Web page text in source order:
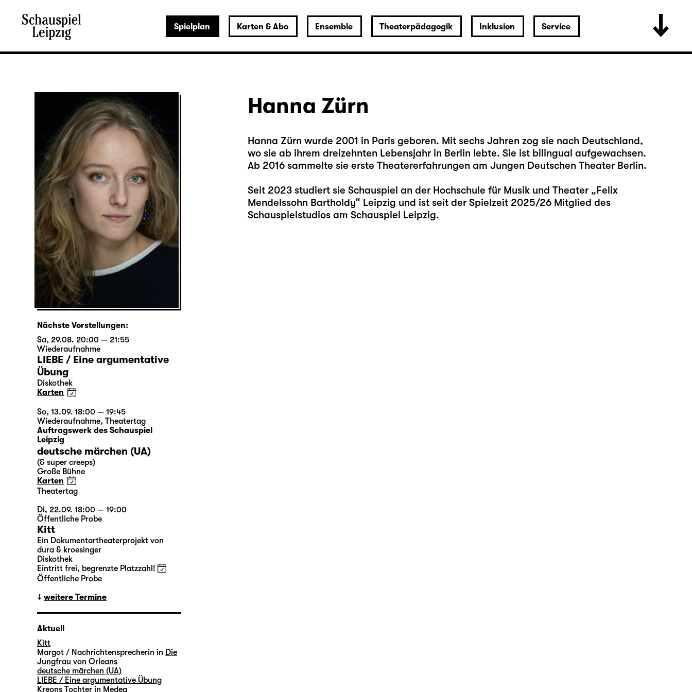
Spielplan Karten & Abo Ensemble Theaterpädagogik Inklusion Service
Hanna Zürn
Hanna Zürn wurde 2001 in Paris geboren. Mit sechs Jahren zog sie nach Deutschland,
wo sie ab ihrem dreizehnten Lebensjahr in Berlin lebte. Sie ist bilingual aufgewachsen.
Ab 2016 sammelte sie erste Theatererfahrungen am Jungen Deutschen Theater Berlin.
Seit 2023 studiert sie Schauspiel an der Hochschule für Musik und Theater „Felix
Mendelssohn Bartholdy“ Leipzig und ist seit der Spielzeit 2025/26 Mitglied des
Schauspielstudios am Schauspiel Leipzig.
Nächste Vorstellungen:
Sa, 29.08. 20:00 — 21:55
Wiederaufnahme
LIEBE / Eine argumentative
Übung
Diskothek
Karten
So, 13.09. 18:00 — 19:45
Wiederaufnahme, Theatertag
Auftragswerk des Schauspiel
Leipzig
deutsche märchen (UA)
(& super creeps)
Große Bühne
Karten
Theatertag
Di, 22.09. 18:00 — 19:00
Öffentliche Probe
Kitt
Ein Dokumentartheaterprojekt von
dura & kroesinger
Diskothek
Eintritt frei, begrenzte Platzzahl!
Öffentliche Probe
weitere Termine
Aktuell
Kitt
Margot / Nachrichtensprecherin in Die
Jungfrau von Orleans
deutsche märchen (UA)
LIEBE / Eine argumentative Übung
Kreons Tochter in Medea